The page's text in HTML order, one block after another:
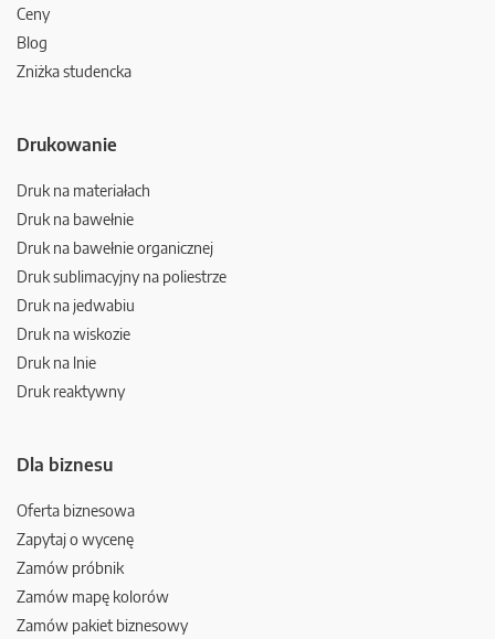
Ceny
Blog
Zniżka studencka
Drukowanie
Druk na materiałach
Druk na bawełnie
Druk na bawełnie organicznej
Druk sublimacyjny na poliestrze
Druk na jedwabiu
Druk na wiskozie
Druk na lnie
Druk reaktywny
Dla biznesu
Oferta biznesowa
Zapytaj o wycenę
Zamów próbnik
Zamów mapę kolorów
Zamów pakiet biznesowy